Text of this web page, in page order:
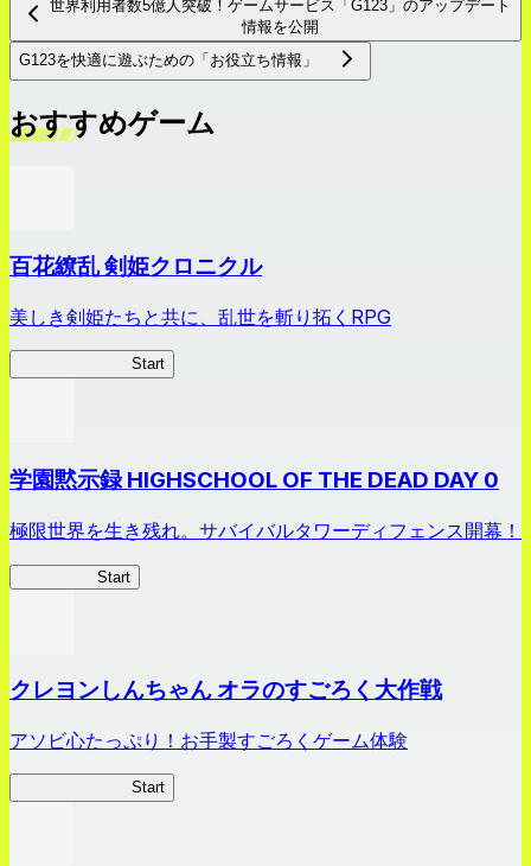
世界利用者数5億人突破！ゲームサービス「G123」のアップデート
情報を公開
G123を快適に遊ぶための「お役立ち情報」
おすすめゲーム
百花繚乱 剣姫クロニクル
美しき剣姫たちと共に、乱世を斬り拓くRPG
Start
学園黙示録 HIGHSCHOOL OF THE DEAD DAY 0
極限世界を生き残れ。サバイバルタワーディフェンス開幕！
Start
クレヨンしんちゃん オラのすごろく大作戦
アソビ心たっぷり！お手製すごろくゲーム体験
Start